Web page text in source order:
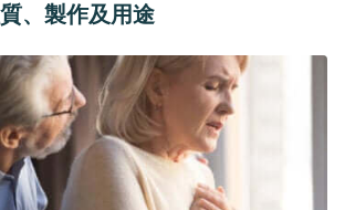
、製作及用途